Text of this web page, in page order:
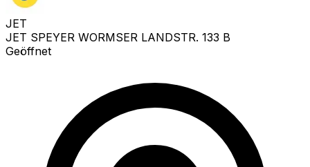
JET
JET SPEYER WORMSER LANDSTR. 133 B
Geöffnet